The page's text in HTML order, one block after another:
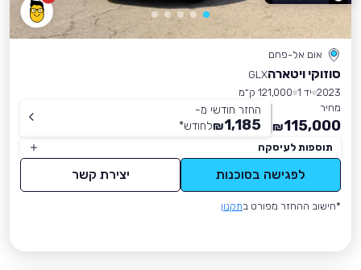
אום אל-פחם
סוזוקי ויטארהGLX
2023 יד 1
121,000 ק״מ
מחיר
115,000
₪
החזר חודשי מ-
1,185
₪לחודש*
תוספות לעיסקה
לפגישה בסוכנות יצירת קשר
*חישוב ההחזר מפורט בתקנון